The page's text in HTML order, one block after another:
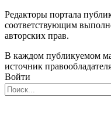
Редакторы портала
соответствующим
авторских прав.
В каждом публикуемом
источник
Войти